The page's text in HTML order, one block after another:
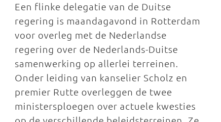
Een flinke delegatie van de Duitse
regering is maandagavond in Rotterdam
voor overleg met de Nederlandse
regering over de Nederlands-Duitse
samenwerking op allerlei terreinen.
Onder leiding van kanselier Scholz en
premier Rutte overleggen de twee
ministersploegen over actuele kwesties